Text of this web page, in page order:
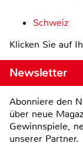
Schweiz
Klicken Sie auf
Newsletter
Abonniere den
über neue
Gewinnspiele,
unserer Partner.